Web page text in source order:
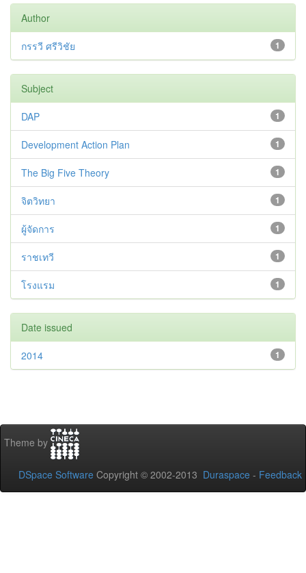
Author
1
กรรวี ศรีวิชัย
Subject
1
DAP
1
Development Action Plan
1
The Big Five Theory
1
จิตวิทยา
1
ผู้จัดการ
1
ราชเทวี
1
โรงแรม
Date issued
1
2014
Theme by
DSpace Software Copyright © 2002-2013 Duraspace - Feedback